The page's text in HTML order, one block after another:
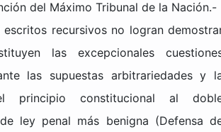
del Máximo Tribunal de la Nación.-
escritos recursivos no logran
las excepcionales
las supuestas arbitrariedades y
principio constitucional al
ley penal más benigna (Defensa